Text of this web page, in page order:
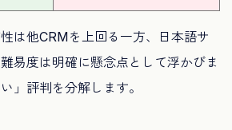
は他CRMを上回る一方、日本語サ
易度は明確に懸念点として浮かびま
」評判を分解します。